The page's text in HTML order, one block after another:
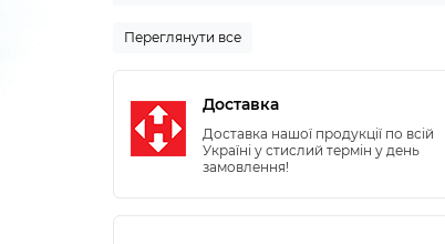
Переглянути все
Доставка
Доставка нашої продукції по всій
Україні у стислий термін у день
замовлення!